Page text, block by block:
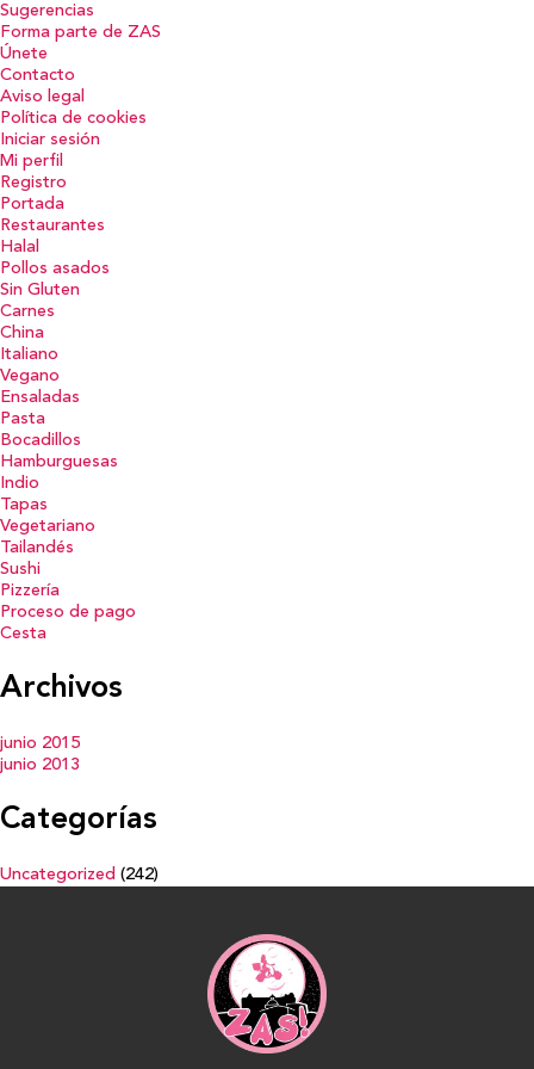
Sugerencias
Forma parte de ZAS
Únete
Contacto
Aviso legal
Política de cookies
Iniciar sesión
Mi perfil
Registro
Portada
Restaurantes
Halal
Pollos asados
Sin Gluten
Carnes
China
Italiano
Vegano
Ensaladas
Pasta
Bocadillos
Hamburguesas
Indio
Tapas
Vegetariano
Tailandés
Sushi
Pizzería
Proceso de pago
Cesta
Archivos
junio 2015
junio 2013
Categorías
Uncategorized (242)